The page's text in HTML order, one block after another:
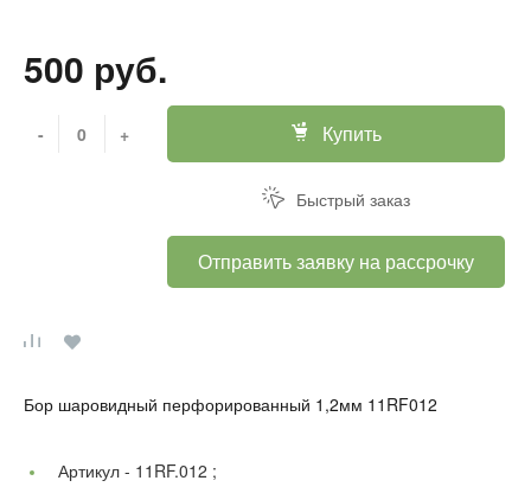
500 руб.
- + Купить
Быстрый заказ
Отправить заявку на рассрочку
Бор шаровидный перфорированный 1,2мм 11RF012
Артикул - 11RF.012 ;